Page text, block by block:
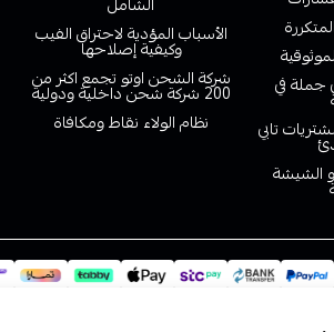
جملة في
تابي
الشيشة
الأسباب المؤدية لاحتراق الفيب
وكيفية إصلاحها
شركة الشحن اوتو تجمع اكثر من
200 شركة شحن داخلية ودولية
نظام الولاء نقاط ومكافاة